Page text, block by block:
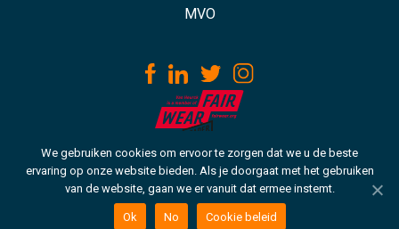
MVO
Download our ISO certificate
Copyright © 2021 VH. Alle rechten voorbehouden
Cookie beleid
We gebruiken cookies om ervoor te zorgen dat we u de beste
ervaring op onze website bieden. Als je doorgaat met het gebruiken
van de website, gaan we er vanuit dat ermee instemt.
Ok No Cookie beleid